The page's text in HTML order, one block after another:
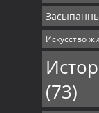
Искусство
(73)